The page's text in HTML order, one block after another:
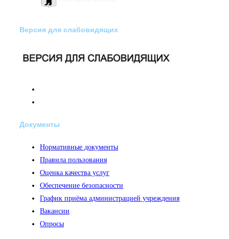
Версия для слабовидящих
Документы
Нормативные документы
Правила пользования
Оценка качества услуг
Обеспечение безопасности
График приёма администрацией учреждения
Вакансии
Опросы